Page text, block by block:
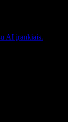
AI įrankiais.